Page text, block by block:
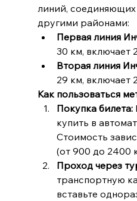
линий,
другими районами:
Первая линия
30 км, включает
Вторая линия
29 км, включает
Как пользоваться
Покупка билета:
купить в
Стоимость
(от 900 до 2400
Проход через
транспортную
вставьте